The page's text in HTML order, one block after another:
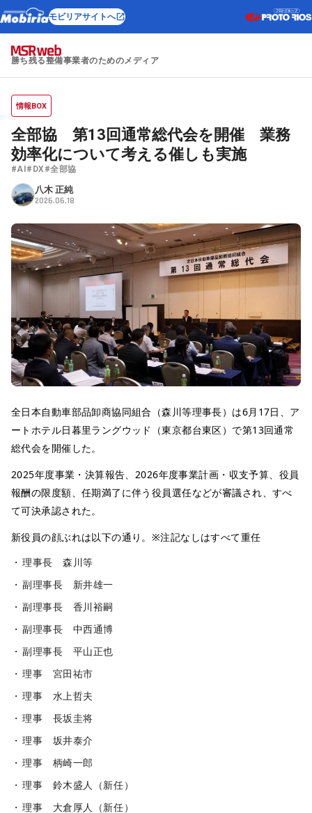
モビリアサイトへ
勝ち残る整備事業者のためのメディア
情報BOX
全部協 第13回通常総代会を開催 業務
効率化について考える催しも実施
#AI #DX#全部協
八木 正純
2026.06.18
全日本自動車部品卸商協同組合（森川等理事長）は6月17日、ア
ートホテル日暮里ラングウッド（東京都台東区）で第13回通常
総代会を開催した。
2025年度事業・決算報告、2026年度事業計画・収支予算、役員
報酬の限度額、任期満了に伴う役員選任などが審議され、すべ
て可決承認された。
新役員の顔ぶれは以下の通り。※注記なしはすべて重任
理事長 森川等
副理事長 新井雄一
副理事長 香川裕嗣
副理事長 中西通博
副理事長 平山正也
理事 宮田祐市
理事 水上哲夫
理事 長坂圭将
理事 坂井泰介
理事 柄崎一郎
理事 鈴木盛人（新任）
理事 大倉厚人（新任）